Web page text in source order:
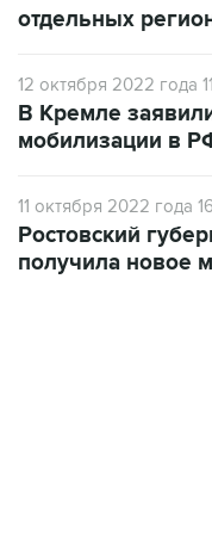
отдельных
12 октября 2022 года
В Кремле
мобилизации в
11 октября 2022 года
Ростовский
получила новое